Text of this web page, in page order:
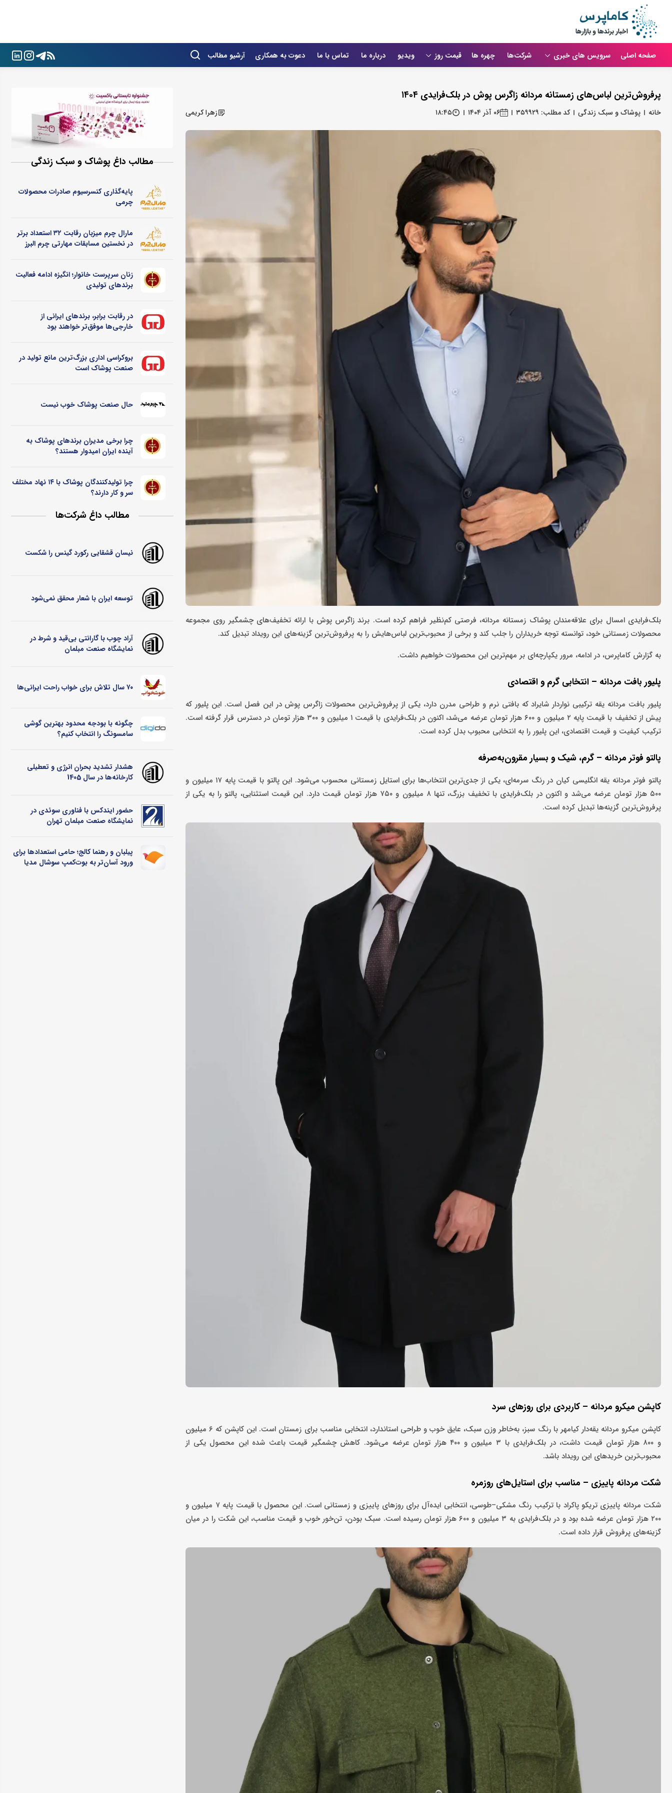
صفحه اصلی سرویس های خبری شرکت‌ها چهره ها قیمت روز ویدیو درباره ما تماس با ما دعوت به همکاری آرشیو مطالب
پرفروش‌ترین لباس‌های زمستانه مردانه زاگرس پوش در بلک‌فرایدی ۱۴۰۴
خانه پوشاک و سبک زندگی کد مطلب: ۳۵۹۹۲۹ ۰۶ آذر ۱۴۰۴ ۱۸:۴۵ زهرا کریمی
بلک‌فرایدی امسال برای علاقه‌مندان پوشاک زمستانه مردانه، فرصتی کم‌نظیر فراهم کرده است. برند زاگرس پوش با ارائه تخفیف‌های چشمگیر روی مجموعه
محصولات زمستانی خود، توانسته توجه خریداران را جلب کند و برخی از محبوب‌ترین لباس‌هایش را به پرفروش‌ترین گزینه‌های این رویداد تبدیل کند.
به گزارش کاماپرس، در ادامه، مرور یکپارچه‌ای بر مهم‌ترین این محصولات خواهیم داشت.
پلیور بافت مردانه – انتخابی گرم و اقتصادی
پلیور بافت مردانه یقه ترکیبی نواردار شایراد که بافتی نرم و طراحی مدرن دارد، یکی از پرفروش‌ترین محصولات زاگرس پوش در این فصل است. این پلیور که
پیش از تخفیف با قیمت پایه ۲ میلیون و ۶۰۰ هزار تومان عرضه می‌شد، اکنون در بلک‌فرایدی با قیمت ۱ میلیون و ۳۰۰ هزار تومان در دسترس قرار گرفته است.
ترکیب کیفیت و قیمت اقتصادی، این پلیور را به انتخابی محبوب بدل کرده است.
پالتو فوتر مردانه – گرم، شیک و بسیار مقرون‌به‌صرفه
پالتو فوتر مردانه یقه انگلیسی کیان در رنگ سرمه‌ای، یکی از جدی‌ترین انتخاب‌ها برای استایل زمستانی محسوب می‌شود. این پالتو با قیمت پایه ۱۷ میلیون و
۵۰۰ هزار تومان عرضه می‌شد و اکنون در بلک‌فرایدی با تخفیف بزرگ، تنها ۸ میلیون و ۷۵۰ هزار تومان قیمت دارد. این قیمت استثنایی، پالتو را به یکی از
پرفروش‌ترین گزینه‌ها تبدیل کرده است.
کاپشن میکرو مردانه – کاربردی برای روزهای سرد
کاپشن میکرو مردانه یقه‌دار کیامهر با رنگ سبز، به‌خاطر وزن سبک، عایق خوب و طراحی استاندارد، انتخابی مناسب برای زمستان است. این کاپشن که ۶ میلیون
و ۸۰۰ هزار تومان قیمت داشت، در بلک‌فرایدی با ۳ میلیون و ۴۰۰ هزار تومان عرضه می‌شود. کاهش چشمگیر قیمت باعث شده این محصول یکی از
محبوب‌ترین خریدهای این رویداد باشد.
شکت مردانه پاییزی – مناسب برای استایل‌های روزمره
شکت مردانه پاییزی تریکو پاکراد با ترکیب رنگ مشکی–طوسی، انتخابی ایده‌آل برای روزهای پاییزی و زمستانی است. این محصول با قیمت پایه ۷ میلیون و
۲۰۰ هزار تومان عرضه شده بود و در بلک‌فرایدی به ۳ میلیون و ۶۰۰ هزار تومان رسیده است. سبک بودن، تن‌خور خوب و قیمت مناسب، این شکت را در میان
گزینه‌های پرفروش قرار داده است.
مطالب داغ پوشاک و سبک زندگی
پایه‌گذاری کنسرسیوم صادرات محصولات
چرمی
مارال چرم میزبان رقابت ۳۲ استعداد برتر
در نخستین مسابقات مهارتی چرم البرز
زنان سرپرست خانوار؛ انگیزه ادامه فعالیت
برندهای تولیدی
در رقابت برابر، برندهای ایرانی از
خارجی‌ها موفق‌تر خواهند بود
بروکراسی اداری بزرگ‌ترین مانع تولید در
صنعت پوشاک است
حال صنعت پوشاک خوب نیست
چرا برخی مدیران برندهای پوشاک به
آینده ایران امیدوار هستند؟
چرا تولیدکنندگان پوشاک با ۱۴ نهاد مختلف
سر و کار دارند؟
مطالب داغ شرکت‌ها
نیسان قشقایی رکورد گینس را شکست
توسعه ایران با شعار محقق نمی‌شود
آراد چوب با گارانتی بی‌قید و شرط در
نمایشگاه صنعت مبلمان
۷۰ سال تلاش برای خواب راحت ایرانی‌ها
چگونه با بودجه محدود بهترین گوشی
سامسونگ را انتخاب کنیم؟
هشدار تشدید بحران انرژی و تعطیلی
کارخانه‌ها در سال 1405
حضور ایندکس با فناوری سوئدی در
نمایشگاه صنعت مبلمان تهران
پیلبان و رهنما کالج؛ حامی استعدادها برای
ورود آسان‌تر به بوت‌کمپ سوشال مدیا